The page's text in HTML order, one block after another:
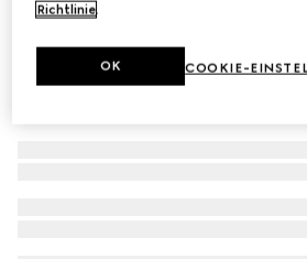
Richtlinie.
COOKIE-
OK